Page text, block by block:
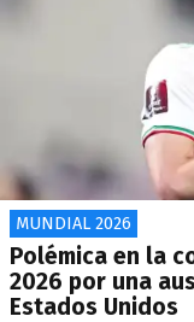
MUNDIAL 2026
Polémica en la
2026 por una
Estados Unidos